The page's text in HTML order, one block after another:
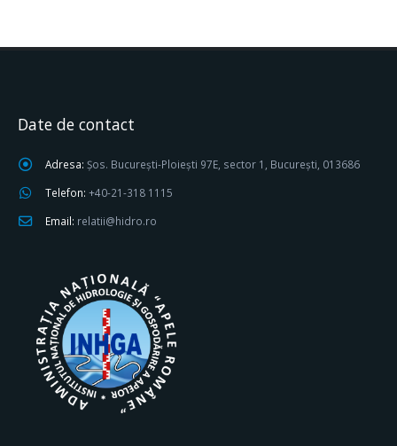
Date de contact
Adresa: Șos. București-Ploiești 97E, sector 1, București, 013686
Telefon: +40-21-318 1115
Email: relatii@hidro.ro